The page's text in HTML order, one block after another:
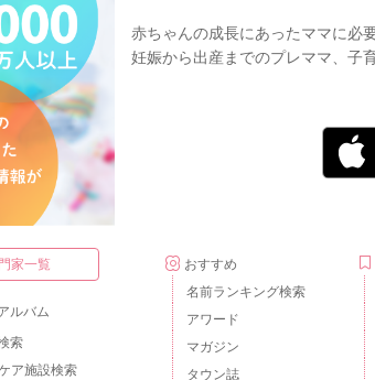
赤ちゃんの成長にあったママに必
妊娠から出産までのプレママ、子
家一覧
ルバム
索
ア施設検索
おすすめ
名前ランキング検索
アワード
マガジン
タウン誌